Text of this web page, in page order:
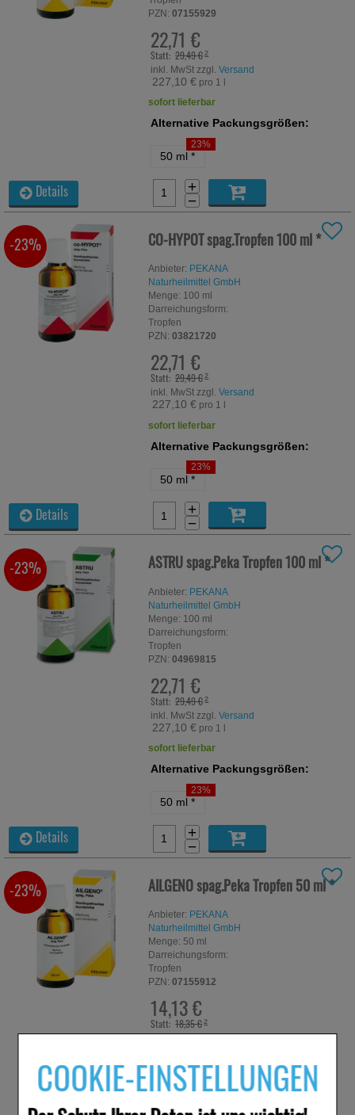
COOKIE-EINSTELLUNGEN
PZN: 07155929
22,71 €
Statt: 29,49 €²
inkl. MwSt zzgl.Versand
227,10 € pro 1 l
sofort lieferbar
Alternative Packungsgrößen:
50 ml*
23%
+
−
Details
CO-HYPOT spag.Tropfen100 ml*
Anbieter: PEKANA
Naturheilmittel GmbH
Menge: 100 ml
Darreichungsform:
Tropfen
PZN: 03821720
22,71 €
Statt: 29,49 €²
inkl. MwSt zzgl.Versand
227,10 € pro 1 l
-23%
sofort lieferbar
Alternative Packungsgrößen:
50 ml*
23%
+
−
Details
ASTRU spag.Peka Tropfen100 ml*
Anbieter: PEKANA
Naturheilmittel GmbH
Menge: 100 ml
Darreichungsform:
Tropfen
PZN: 04969815
22,71 €
Statt: 29,49 €²
inkl. MwSt zzgl.Versand
227,10 € pro 1 l
-23%
sofort lieferbar
Alternative Packungsgrößen:
50 ml*
23%
+
−
Details
AILGENO spag.Peka Tropfen50 ml*
Anbieter: PEKANA
Naturheilmittel GmbH
Menge: 50 ml
Darreichungsform:
Tropfen
PZN: 07155912
14,13 €
Statt: 18,35 €²
inkl. MwSt zzgl.Versand
-23%
sofort lieferbar
Alternative Packungsgrößen: